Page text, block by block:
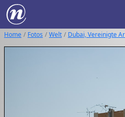
Home Fotos Welt Dubai, Vereinigte